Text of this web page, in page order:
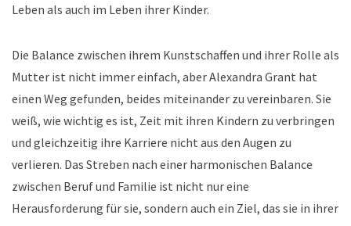
Leben als auch im Leben ihrer Kinder.
Die Balance zwischen ihrem Kunstschaffen und ihrer Rolle als
Mutter ist nicht immer einfach, aber Alexandra Grant hat
einen Weg gefunden, beides miteinander zu vereinbaren. Sie
weiß, wie wichtig es ist, Zeit mit ihren Kindern zu verbringen
und gleichzeitig ihre Karriere nicht aus den Augen zu
verlieren. Das Streben nach einer harmonischen Balance
zwischen Beruf und Familie ist nicht nur eine
Herausforderung für sie, sondern auch ein Ziel, das sie in ihrer